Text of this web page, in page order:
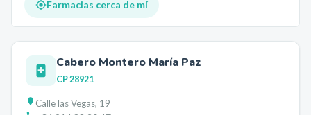
Farmacias cerca de mí
Cabero Montero María Paz
CP28921
Calle las Vegas, 19